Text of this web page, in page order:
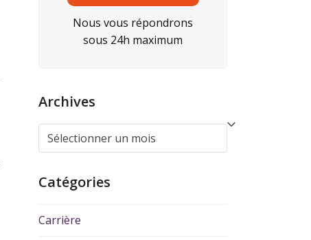
Nous vous répondrons
sous 24h maximum
Archives
Catégories
Carrière